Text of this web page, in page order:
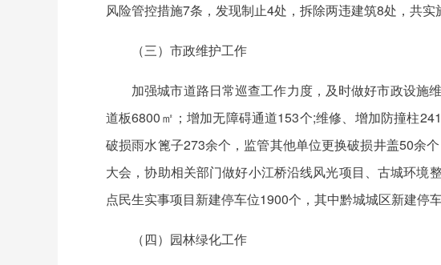
风险管控措施7条，发现制止4处，拆除两违建筑8处，共实
（三）市政维护工作
加强城市道路日常巡查工作力度，及时做好市政设施
道板6800㎡；增加无障碍通道153个;维修、增加防撞柱
破损雨水篦子273余个，监管其他单位更换破损井盖50余
大会，协助相关部门做好小江桥沿线风光项目、古城环境
点民生实事项目新建停车位1900个，其中黔城城区新建停
（四）园林绿化工作